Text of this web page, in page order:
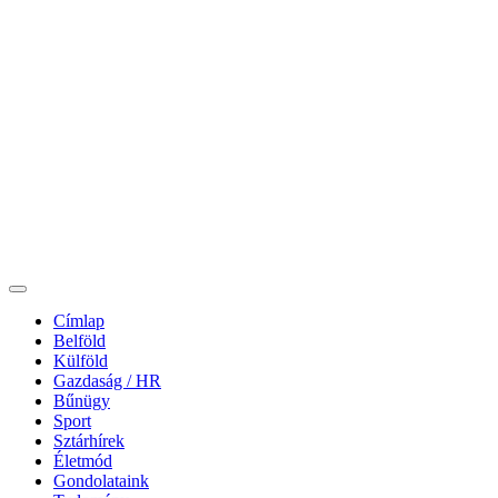
Címlap
Belföld
Külföld
Gazdaság / HR
Bűnügy
Sport
Sztárhírek
Életmód
Gondolataink